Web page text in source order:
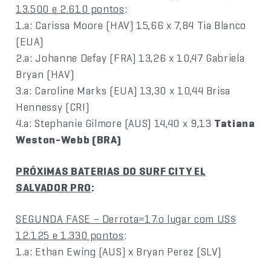
13.500 e 2.610 pontos:
1.a: Carissa Moore (HAV) 15,66 x 7,84 Tia Blanco
(EUA)
2.a: Johanne Defay (FRA) 13,26 x 10,47 Gabriela
Bryan (HAV)
3.a: Caroline Marks (EUA) 13,30 x 10,44 Brisa
Hennessy (CRI)
4.a: Stephanie Gilmore (AUS) 14,40 x 9,13 Tatiana
Weston-Webb (BRA)
PRÓXIMAS BATERIAS DO SURF CITY EL
SALVADOR PRO:
SEGUNDA FASE – Derrota=17.o lugar com US$
12.125 e 1.330 pontos:
1.a: Ethan Ewing (AUS) x Bryan Perez (SLV)